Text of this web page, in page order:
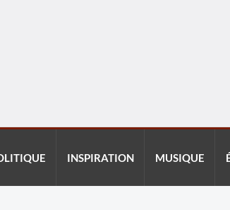
INSPIRATION MUSIQUE